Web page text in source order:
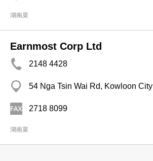
湖南菜
Earnmost Corp Ltd
2148 4428
54 Nga Tsin Wai Rd, Kowloon City
2718 8099
湖南菜